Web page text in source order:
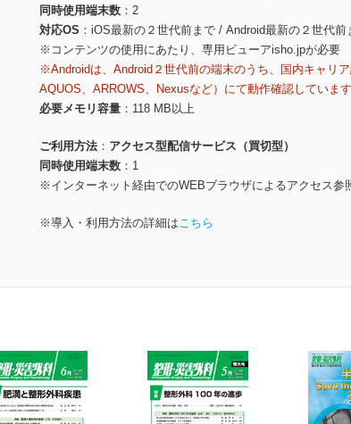
同時使用端末数
2
対応OS
iOS最新の２世代前まで / Android最新の２世代前
※コンテンツの使用にあたり、専用ビューアisho.jpが必要
※Androidは、Android２世代前の端末のうち、国内キャリ
AQUOS、ARROWS、Nexusなど）にて動作確認しています
必要メモリ容量
118 MB以上
ご利用方法
アクセス型配信サービス（買切型）
同時使用端末数
1
※インターネット経由でのWEBブラウザによるアクセス参
※導入・利用方法の詳細はこちら